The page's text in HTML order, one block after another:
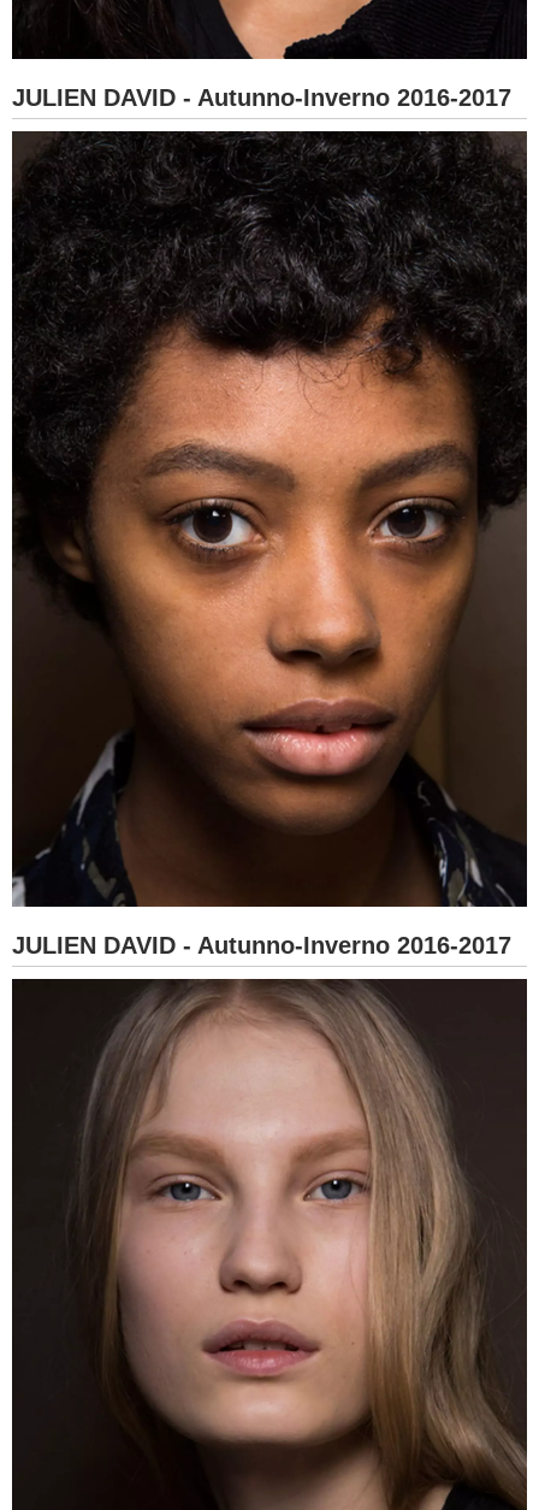
JULIEN DAVID - Autunno-Inverno 2016-2017
JULIEN DAVID - Autunno-Inverno 2016-2017